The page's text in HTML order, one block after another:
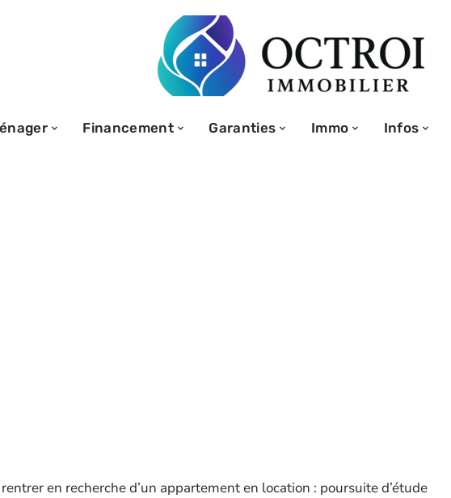
Financement Garanties Immo Infos
en recherche d’un appartement en location : poursuite d’étude